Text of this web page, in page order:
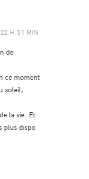
H 51 MIN
de
ce moment
soleil,
la vie. Et
plus dispo